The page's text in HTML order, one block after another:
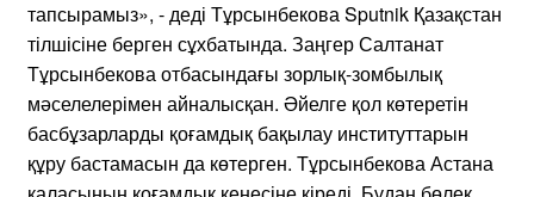
тапсырамыз», - деді Тұрсынбекова Sputnik Қазақстан
тілшісіне берген сұхбатында. Заңгер Салтанат
Тұрсынбекова отбасындағы зорлық-зомбылық
мәселелерімен айналысқан. Әйелге қол көтеретін
басбұзарларды қоғамдық бақылау институттарын
құру бастамасын да көтерген. Тұрсынбекова Астана